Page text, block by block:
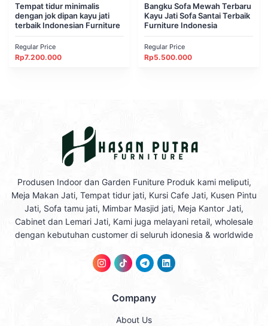
Tempat Tidur
Tempat tidur minimalis
dengan jok dipan kayu jati
terbaik Indonesian Furniture
Regular Price
Rp7.200.000
Cafe Resto, Ruang Tamu, Sofa
Bangku Sofa Mewah Terbaru
Kayu Jati Sofa Santai Terbaik
Furniture Indonesia
Regular Price
Rp5.500.000
Produsen Indoor dan Garden Funiture Produk kami meliputi,
Meja Makan Jati, Tempat tidur jati, Kursi Cafe Jati, Kusen Pintu
Jati, Sofa tamu jati, Mimbar Masjid jati, Meja Kantor Jati,
Cabinet dan Lemari Jati, Kami juga melayani retail, wholesale
dengan kebutuhan customer di seluruh idonesia & worldwide
Company
About Us